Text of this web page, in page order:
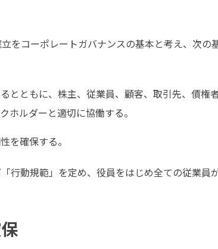
コーポレートガバナンスの基本と考え、次の
とともに、株主、従業員、顧客、取引先、債権
ホルダーと適切に協働する。
を確保する。
行動規範」を定め、役員をはじめ全ての従業員